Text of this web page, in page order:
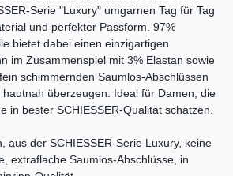
Serie "Luxury" umgarnen Tag für Tag
und perfekter Passform. 97%
bietet dabei einen einzigartigen
im Zusammenspiel mit 3% Elastan sowie
schimmernden Saumlos-Abschlüssen
überzeugen. Ideal für Damen, die
in bester SCHIESSER-Qualität schätzen.
aus der SCHIESSER-Serie Luxury, keine
extraflache Saumlos-Abschlüsse, in